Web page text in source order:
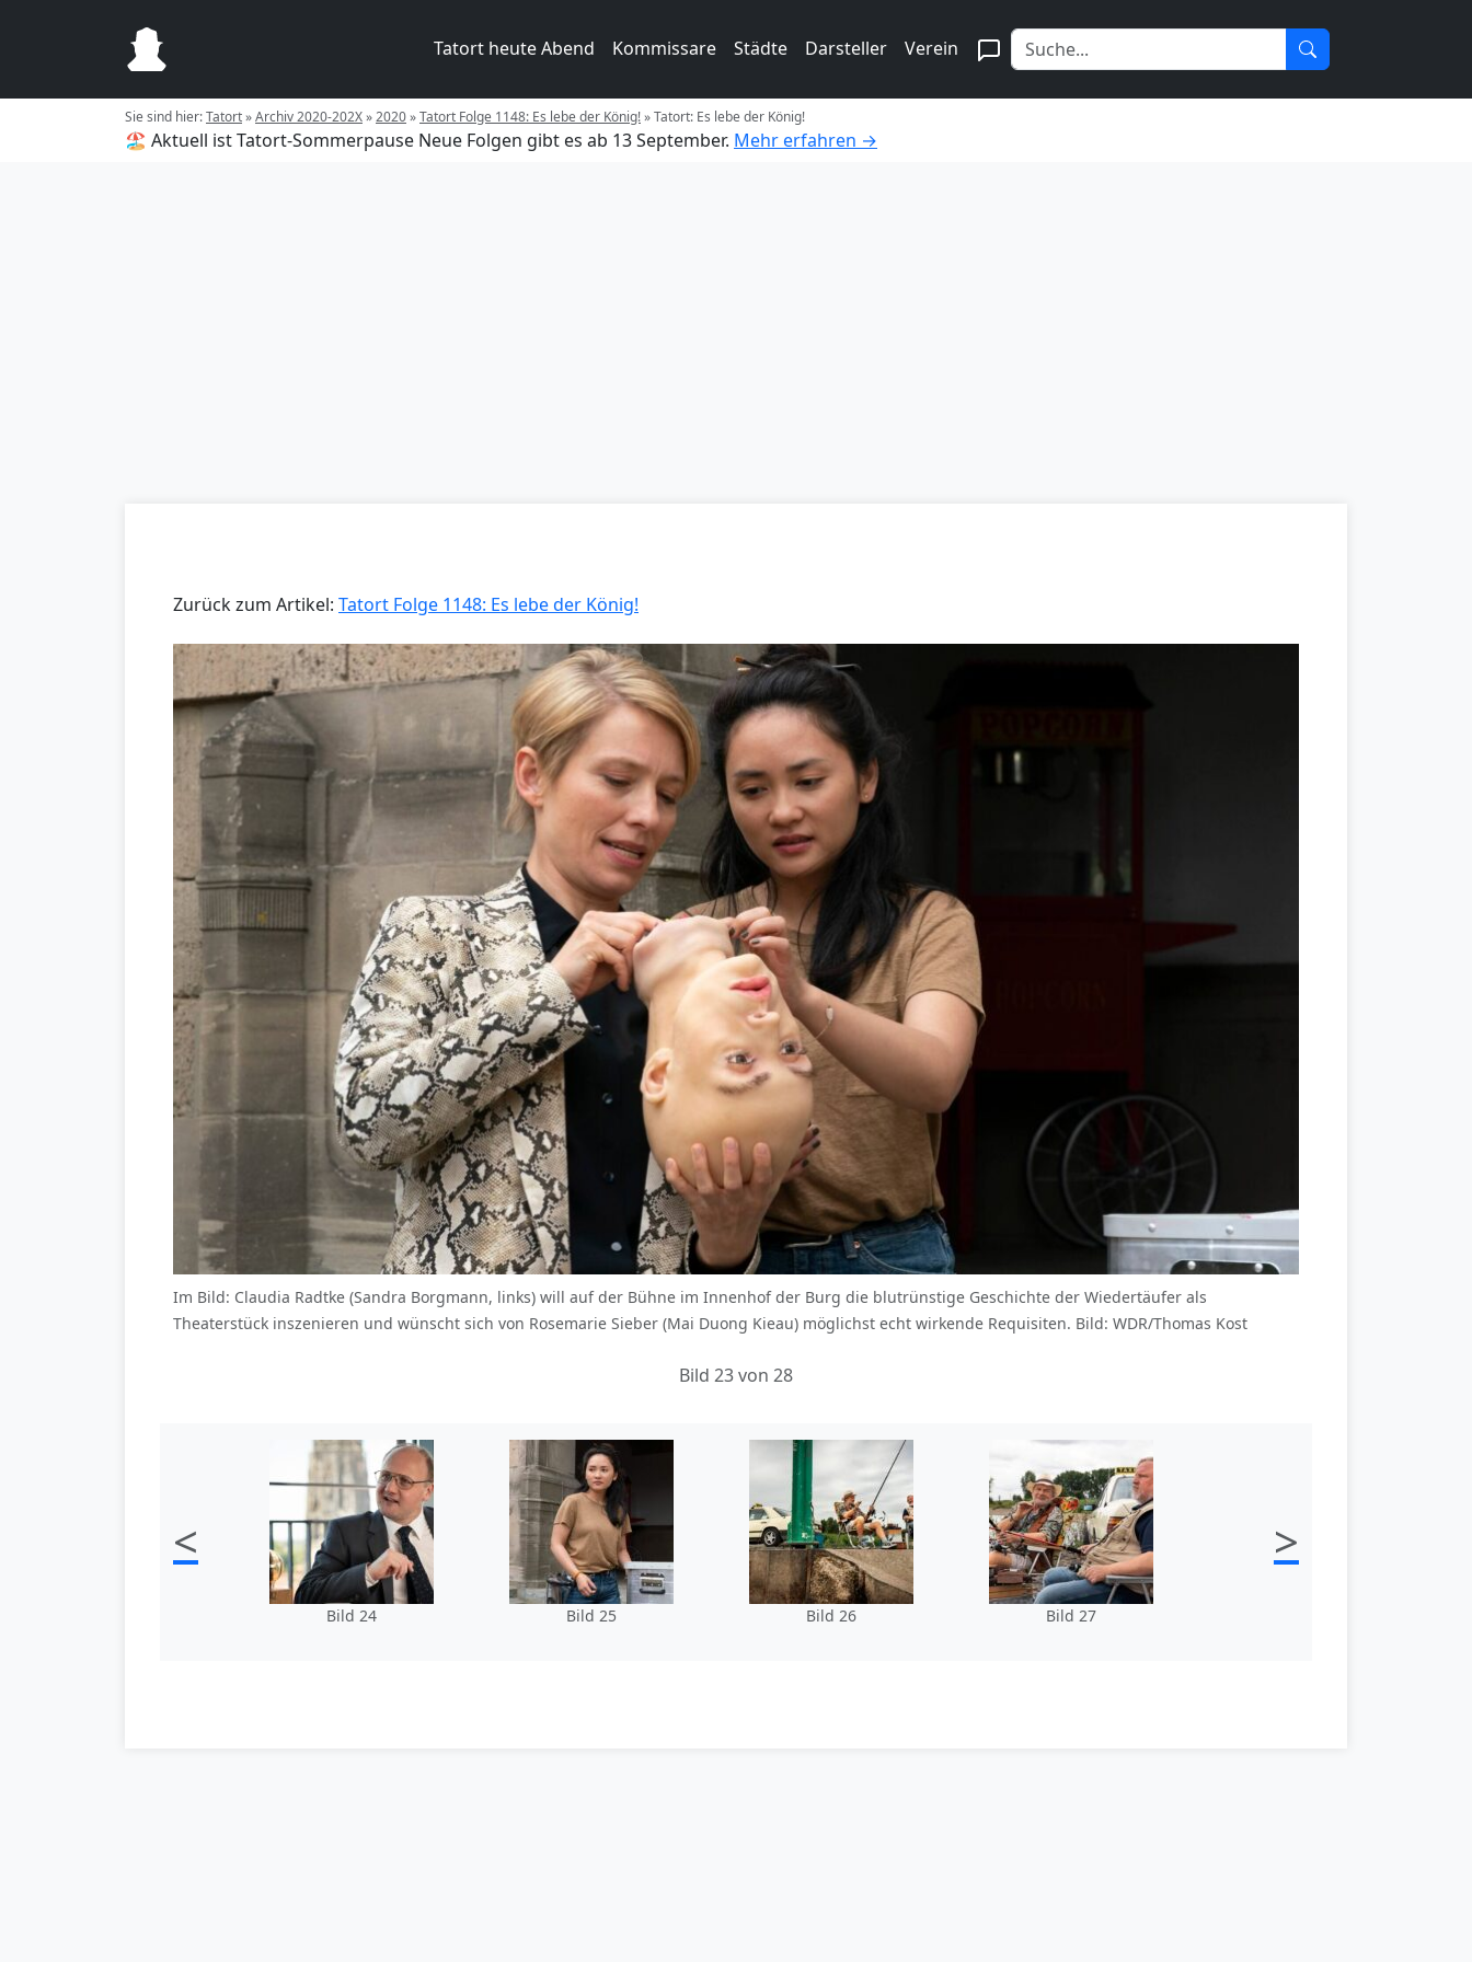
Tatort heute Abend Kommissare Städte Darsteller Verein
Sie sind hier:Tatort»Archiv 2020-202X»2020»Tatort Folge 1148: Es lebe der König!»Tatort: Es lebe der König!
🏖️ Aktuell ist Tatort-Sommerpause Neue Folgen gibt es ab 13 September. Mehr erfahren →
Zurück zum Artikel: Tatort Folge 1148: Es lebe der König!
Im Bild: Claudia Radtke (Sandra Borgmann, links) will auf der Bühne im Innenhof der Burg die blutrünstige Geschichte der Wiedertäufer als
Theaterstück inszenieren und wünscht sich von Rosemarie Sieber (Mai Duong Kieau) möglichst echt wirkende Requisiten. Bild: WDR/Thomas Kost
Bild 23 von 28
<
Bild 24 Bild 25 Bild 26 Bild 27
>